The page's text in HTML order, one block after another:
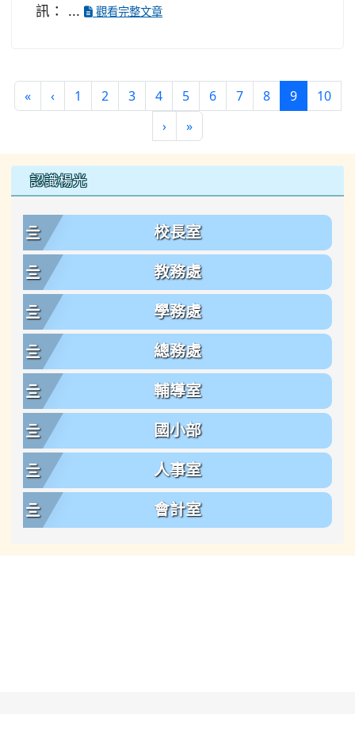
訊： ...
觀看完整文章
«第一頁
‹上一頁
1 2 3 4 5 6 7 8 9(目前頁次)
10
›下一頁
»最後頁
左邊區域內容
認識楊光
校長室
教務處
學務處
總務處
輔導室
國小部
人事室
會計室